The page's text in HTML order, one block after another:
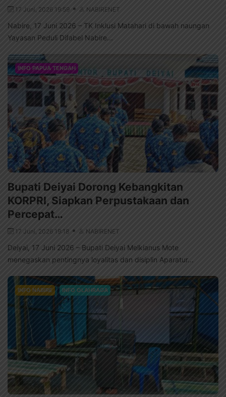
17 Juni, 2026 19:59 NABIRENET
Nabire, 17 Juni 2026 – TK Inklusi Matahari di bawah naungan
Yayasan Peduli Difabel Nabire...
INFO PAPUA TENGAH
Bupati Deiyai Dorong Kebangkitan
KORPRI, Siapkan Perpustakaan dan
Percepat…
17 Juni, 2026 19:18 NABIRENET
Deiyai, 17 Juni 2026 – Bupati Deiyai Melkianus Mote
menegaskan pentingnya loyalitas dan disiplin Aparatur...
INFO NABIRE INFO OLAHRAGA